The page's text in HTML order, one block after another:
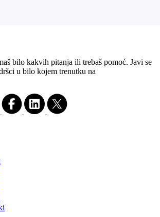
bilo kakvih pitanja ili trebaš pomoć. Javi se
u bilo kojem trenutku na